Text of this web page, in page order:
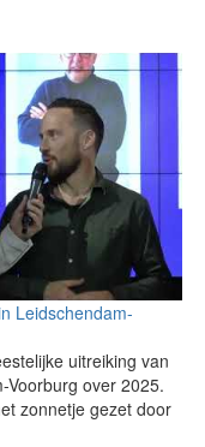
Leidschendam-
uitreiking van
Voorburg over 2025.
zonnetje gezet door